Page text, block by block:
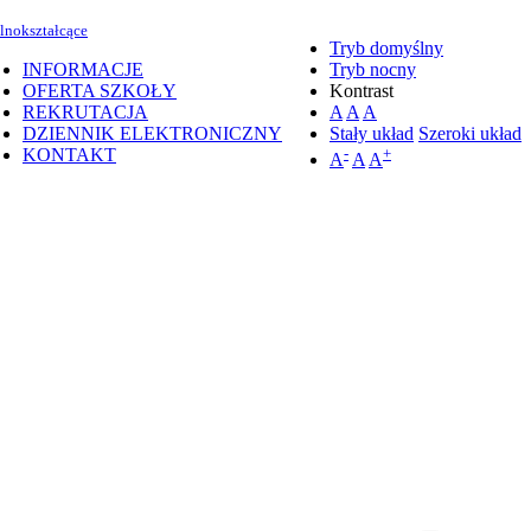
Tryb domyślny
Tryb nocny
Kontrast
A A A
Stały układ Szeroki układ
A- A A+
INFORMACJE
OFERTA SZKOŁY
REKRUTACJA
DZIENNIK ELEKTRONICZNY
KONTAKT